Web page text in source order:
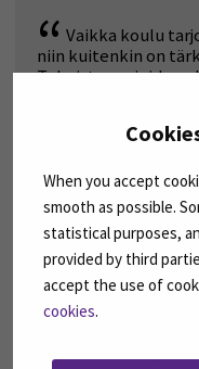
When you accept
smooth as possible.
statistical purposes,
provided by third
accept the use of
cookies.
“Vaikka koulu
niin kuitenkin on
Teknisten asioiden
Tuotantopäällikkö
Lue
Strateginen